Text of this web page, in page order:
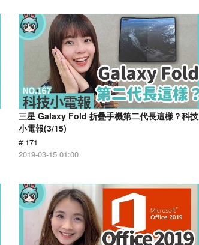
三星 Galaxy Fold 折疊手機第二代長這樣？科技
小電報(3/15)
# 171
2019-03-15 01:00